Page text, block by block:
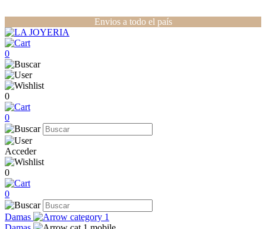
Envios a todo el país
0
0
0
Acceder
0
0
Damas